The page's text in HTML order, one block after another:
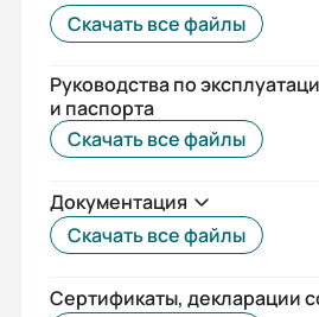
22
Гарантия, лет:
3
10
Вес (кг):
5.5
Скачать все файлы
Руководства по
и паспорта
Скачать все файлы
Документация
Скачать все файлы
Сертификаты, декларации